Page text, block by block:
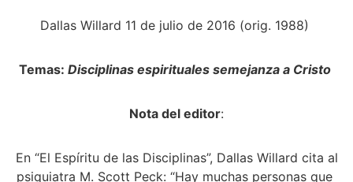
Dallas Willard 11 de julio de 2016 (orig. 1988)
Temas: Disciplinas espirituales semejanza a Cristo
Nota del editor:
psiquiatra M. Scott Peck: “Hay muchas personas que